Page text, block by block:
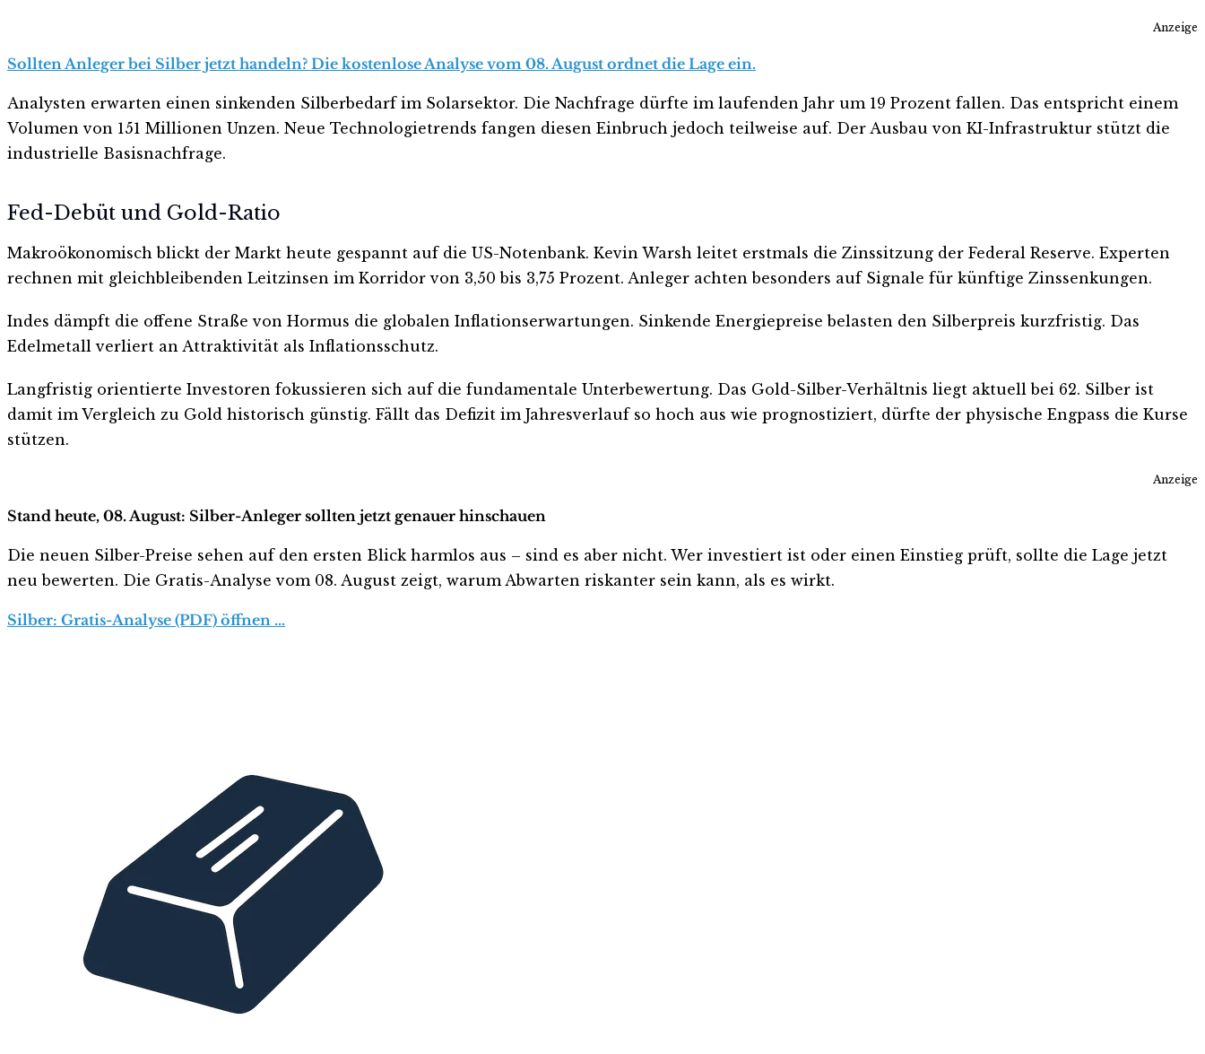
Anzeige
Sollten Anleger bei Silber jetzt handeln? Die kostenlose Analyse vom 08. August ordnet die Lage ein.
Analysten erwarten einen sinkenden Silberbedarf im Solarsektor. Die Nachfrage dürfte im laufenden Jahr um 19 Prozent fallen. Das entspricht einem
Volumen von 151 Millionen Unzen. Neue Technologietrends fangen diesen Einbruch jedoch teilweise auf. Der Ausbau von KI-Infrastruktur stützt die
industrielle Basisnachfrage.
Fed-Debüt und Gold-Ratio
Makroökonomisch blickt der Markt heute gespannt auf die US-Notenbank. Kevin Warsh leitet erstmals die Zinssitzung der Federal Reserve. Experten
rechnen mit gleichbleibenden Leitzinsen im Korridor von 3,50 bis 3,75 Prozent. Anleger achten besonders auf Signale für künftige Zinssenkungen.
Indes dämpft die offene Straße von Hormus die globalen Inflationserwartungen. Sinkende Energiepreise belasten den Silberpreis kurzfristig. Das
Edelmetall verliert an Attraktivität als Inflationsschutz.
Langfristig orientierte Investoren fokussieren sich auf die fundamentale Unterbewertung. Das Gold-Silber-Verhältnis liegt aktuell bei 62. Silber ist
damit im Vergleich zu Gold historisch günstig. Fällt das Defizit im Jahresverlauf so hoch aus wie prognostiziert, dürfte der physische Engpass die Kurse
stützen.
Anzeige
Stand heute, 08. August: Silber-Anleger sollten jetzt genauer hinschauen
Die neuen Silber-Preise sehen auf den ersten Blick harmlos aus – sind es aber nicht. Wer investiert ist oder einen Einstieg prüft, sollte die Lage jetzt
neu bewerten. Die Gratis-Analyse vom 08. August zeigt, warum Abwarten riskanter sein kann, als es wirkt.
Silber: Gratis-Analyse (PDF) öffnen …